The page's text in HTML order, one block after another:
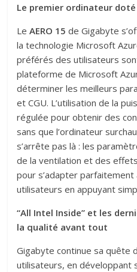
Le premier ordinateur
LeAERO 15 de Gigabyte
la technologie Microsoft
préférés des utilisateurs
plateforme de Microsoft
déterminer les meilleurs
et CGU. L’utilisation de la
régulée pour obtenir des
sans que l’ordinateur
s’arrête pas là : les
de la ventilation et des
pour s’adapter
utilisateurs en appuyant
“All Intel Inside” et les
la qualité avant tout
Gigabyte continue sa quête
utilisateurs, en développant